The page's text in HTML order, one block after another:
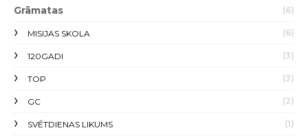
Grāmatas (6)
MISIJAS SKOLA (6)
120GADI (3)
TOP (3)
GC (2)
SVĒTDIENAS LIKUMS (1)